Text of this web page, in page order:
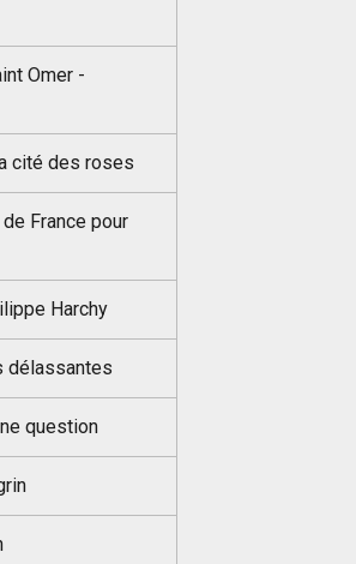
Omer -
cité des roses
France pour
Harchy
délassantes
question